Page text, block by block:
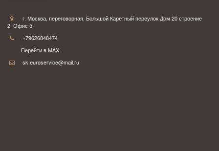
г. Москва, переговорная, Большой Каретный переулок Дом 20 строение
2, Офис 5
+79626848474
Перейти в MAX
sk.euroservice@mail.ru